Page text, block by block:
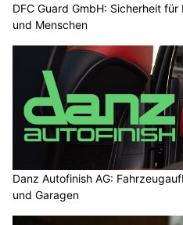
DFC Guard GmbH: Sicherheit
und Menschen
Danz Autofinish AG:
und Garagen